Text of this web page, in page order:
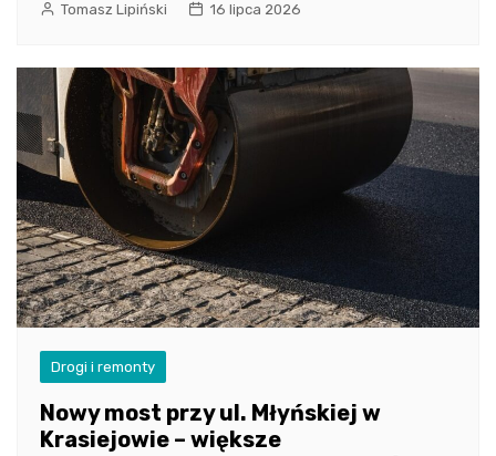
Tomasz Lipiński 16 lipca 2026
Drogi i remonty
Nowy most przy ul. Młyńskiej w
Krasiejowie – większe